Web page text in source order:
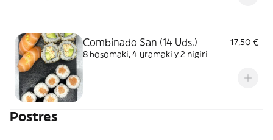
Combinado San (14 Uds.)
17,50 €
8 hosomaki, 4 uramaki y 2 nigiri
Postres